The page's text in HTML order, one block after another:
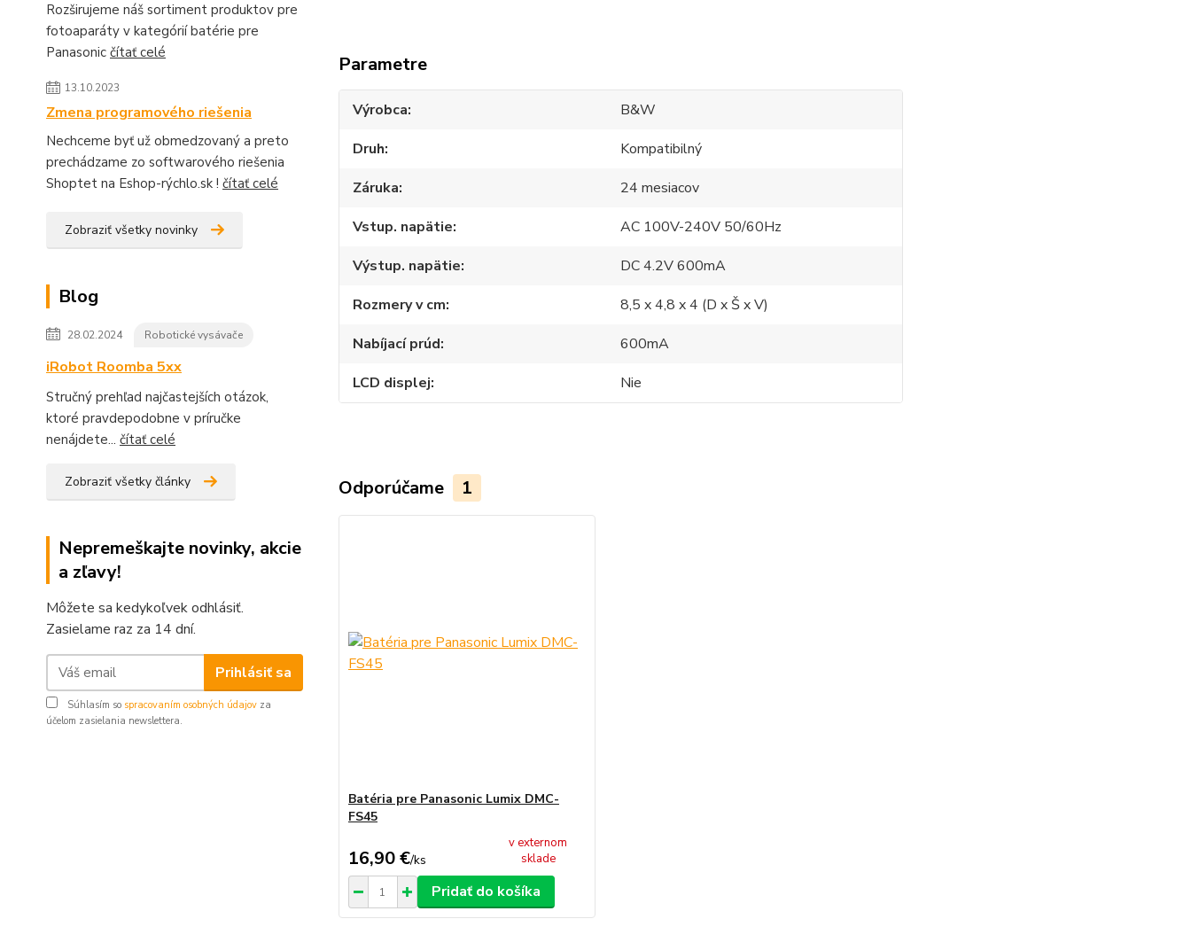
Rozširujeme náš sortiment produktov pre
fotoaparáty v kategórií batérie pre
Panasonic čítať celé
13.10.2023
Zmena programového riešenia
Nechceme byť už obmedzovaný a preto
prechádzame zo softwarového riešenia
Shoptet na Eshop-rýchlo.sk ! čítať celé
Zobraziť všetky novinky
Blog
28.02.2024 Robotické vysávače
iRobot Roomba 5xx
Stručný prehľad najčastejších otázok,
ktoré pravdepodobne v príručke
nenájdete... čítať celé
Zobraziť všetky články
Nepremeškajte novinky, akcie
a zľavy!
Môžete sa kedykoľvek odhlásiť.
Zasielame raz za 14 dní.
Prihlásiť sa
Súhlasím so spracovaním osobných údajov za
účelom zasielania newslettera.
Parametre
Výrobca
B&W
Druh
Kompatibilný
Záruka
24 mesiacov
Vstup. napätie
AC 100V-240V 50/60Hz
Výstup. napätie
DC 4.2V 600mA
Rozmery v cm
8,5 x 4,8 x 4 (D x Š x V)
Nabíjací prúd
600mA
LCD displej
Nie
Odporúčame 1
Batéria pre Panasonic Lumix DMC-
FS45
16,90 €/ks
v externom
sklade
Pridať do košíka